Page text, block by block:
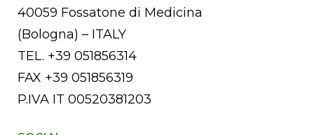
40059 Fossatone di Medicina
(Bologna) – ITALY
TEL. +39 051856314
FAX +39 051856319
P.IVA IT 00520381203